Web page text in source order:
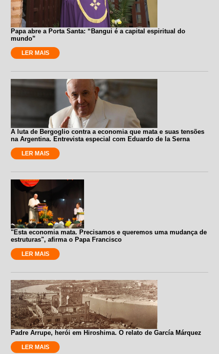
Papa abre a Porta Santa: “Bangui é a capital espiritual do
mundo”
LER MAIS
A luta de Bergoglio contra a economia que mata e suas tensões
na Argentina. Entrevista especial com Eduardo de la Serna
LER MAIS
"Esta economia mata. Precisamos e queremos uma mudança de
estruturas", afirma o Papa Francisco
LER MAIS
Padre Arrupe, herói em Hiroshima. O relato de García Márquez
LER MAIS